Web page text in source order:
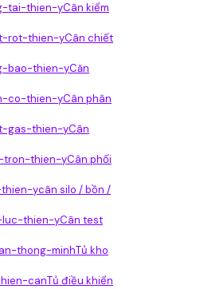
Cân kiểm
Cân chiết
Căn
Cân phân
Cân
Cân phối
cân silo / bồn /
Cân test
Tủ kho
Tủ điều khiển